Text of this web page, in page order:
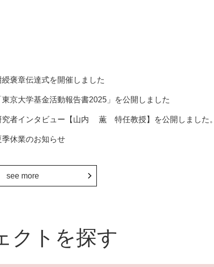
綬褒章伝達式を開催しました
東京大学基金活動報告書2025」を公開しました
究者インタビュー【山内 薫 特任教授】を公開しました。
季休業のお知らせ
see more
クトを探す